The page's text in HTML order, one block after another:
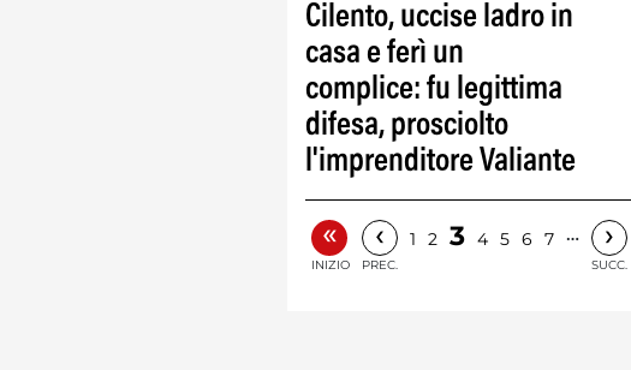
Cilento, uccise ladro in
casa e ferì un
complice: fu legittima
difesa, prosciolto
l'imprenditore Valiante
«
INIZIO
‹
PREC.
1 2 3 4 5 6 7 … ›
SUCC.